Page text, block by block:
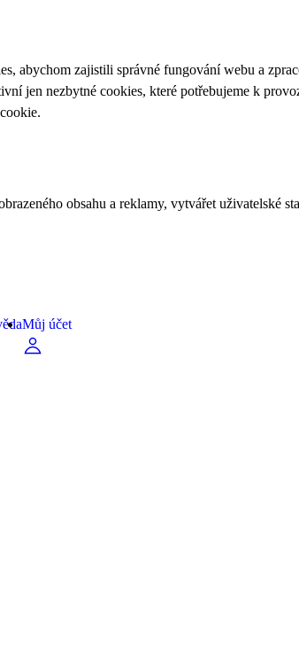
abychom zajistili správné fungování webu a
jen nezbytné cookies, které potřebujeme k
.
obsahu a reklamy, vytvářet uživatelské
Můj účet